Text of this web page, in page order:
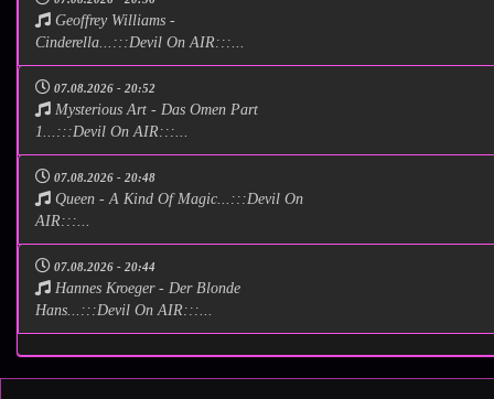
Geoffrey Williams -
Cinderella...:::Devil On AIR:::...
07.08.2026 - 20:52
Mysterious Art - Das Omen Part
1...:::Devil On AIR:::...
07.08.2026 - 20:48
Queen - A Kind Of Magic...:::Devil On
AIR:::...
07.08.2026 - 20:44
Hannes Kroeger - Der Blonde
Hans...:::Devil On AIR:::...